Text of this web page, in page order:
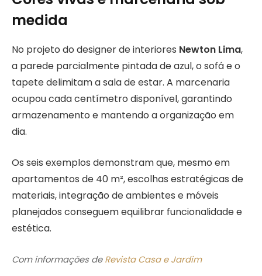
medida
No projeto do designer de interiores Newton Lima,
a parede parcialmente pintada de azul, o sofá e o
tapete delimitam a sala de estar. A marcenaria
ocupou cada centímetro disponível, garantindo
armazenamento e mantendo a organização em
dia.
Os seis exemplos demonstram que, mesmo em
apartamentos de 40 m², escolhas estratégicas de
materiais, integração de ambientes e móveis
planejados conseguem equilibrar funcionalidade e
estética.
Com informações de Revista Casa e Jardim